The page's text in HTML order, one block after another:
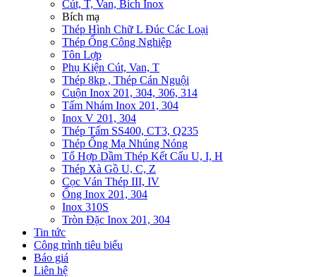
Cút, T, Van, Bích Inox
Bích mạ
Thép Hình Chữ L Đúc Các Loại
Thép Ống Công Nghiệp
Tôn Lợp
Phụ Kiện Cút, Van, T
Thép 8kp , Thép Cán Nguội
Cuộn Inox 201, 304, 306, 314
Tấm Nhám Inox 201, 304
Inox V 201, 304
Thép Tấm SS400, CT3, Q235
Thép Ống Mạ Nhúng Nóng
Tổ Hợp Dầm Thép Kết Cấu U, I, H
Thép Xà Gồ U, C, Z
Cọc Ván Thép III, IV
Ống Inox 201, 304
Inox 310S
Tròn Đặc Inox 201, 304
Tin tức
Công trình tiêu biểu
Báo giá
Liên hệ